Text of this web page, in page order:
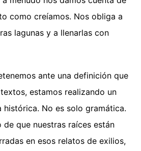
como creíamos. Nos obliga a
lagunas y a llenarlas con
ante una definición que
estamos realizando un
histórica. No es solo gramática.
de que nuestras raíces están
en esos relatos de exilios,